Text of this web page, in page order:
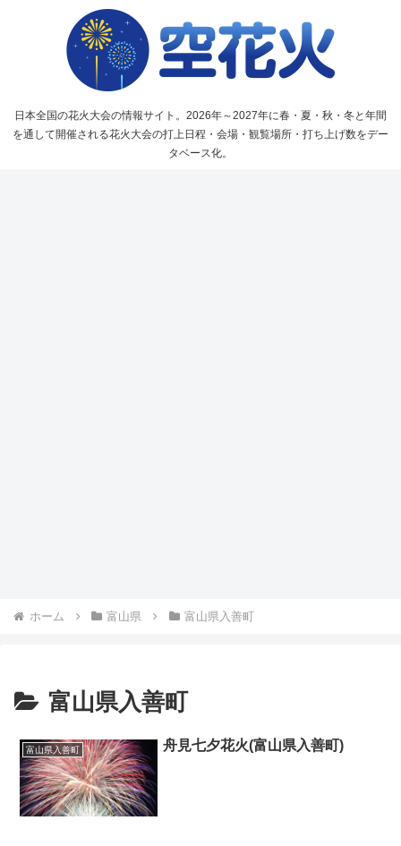
日本全国の花火大会の情報サイト。2026年～2027年に春・夏・秋・冬と年間
を通して開催される花火大会の打上日程・会場・観覧場所・打ち上げ数をデー
タベース化。
ホーム 富山県 富山県入善町
富山県入善町
富山県入善町 舟見七夕花火(富山県入善町)